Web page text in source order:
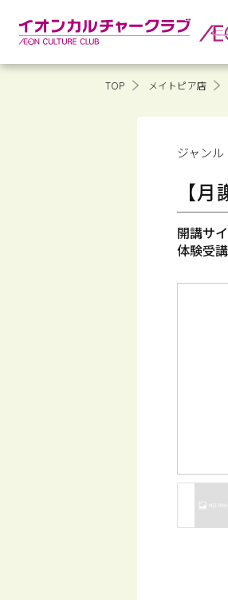
TOP メイトピア店
ジャンル
【
開講サ
体験受